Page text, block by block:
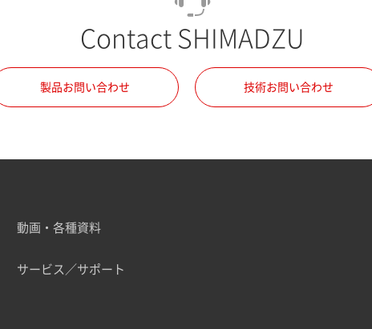
Contact SHIMADZU
製品お問い合わせ 技術お問い合わせ
動画・各種資料
サービス／サポート